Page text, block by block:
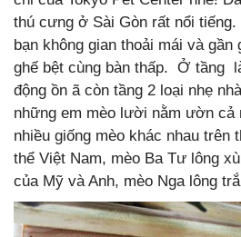
thú cưng ở Sài Gòn rất nổi tiếng.
bạn không gian thoải mái và
ghế bệt cùng bàn thấp. Ở tầng
động ồn ã còn tầng 2 loại nhẹ
những em mèo lười nằm ườn cả
nhiều giống mèo khác nhau trên
thể Việt Nam, mèo Ba Tư lông
của Mỹ và Anh, mèo Nga lông